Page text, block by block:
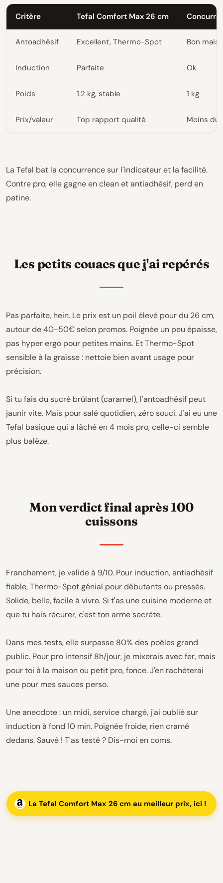
Critère Tefal Comfort Max 26 cm
Antoadhésif Excellent, Thermo-Spot Bon mais
Induction Parfaite Ok
Poids 1.2 kg, stable 1 kg
Prix/valeur Top rapport qualité Moins
La Tefal bat la concurrence sur l'indicateur et la facilité.
Contre pro, elle gagne en clean et antiadhésif, perd en
patine.
Les petits couacs que j'ai repérés
Pas parfaite, hein. Le prix est un poil élevé pour du 26 cm,
autour de 40-50€ selon promos. Poignée un peu épaisse,
pas hyper ergo pour petites mains. Et Thermo-Spot
sensible à la graisse : nettoie bien avant usage pour
précision.
Si tu fais du sucré brûlant (caramel), l'antoadhésif peut
jaunir vite. Mais pour salé quotidien, zéro souci. J'ai eu une
Tefal basique qui a lâché en 4 mois pro, celle-ci semble
plus balèze.
Mon verdict final après 100
cuissons
Franchement, je valide à 9/10. Pour induction, antiadhésif
fiable, Thermo-Spot génial pour débutants ou pressés.
Solide, belle, facile à vivre. Si t'as une cuisine moderne et
que tu hais récurer, c'est ton arme secrète.
Dans mes tests, elle surpasse 80% des poêles grand
public. Pour pro intensif 8h/jour, je mixerais avec fer, mais
pour toi à la maison ou petit pro, fonce. J'en rachèterai
une pour mes sauces perso.
Une anecdote : un midi, service chargé, j'ai oublié sur
induction à fond 10 min. Poignée froide, rien cramé
dedans. Sauvé ! T'as testé ? Dis-moi en coms.
La Tefal Comfort Max 26 cm au meilleur prix, ici !